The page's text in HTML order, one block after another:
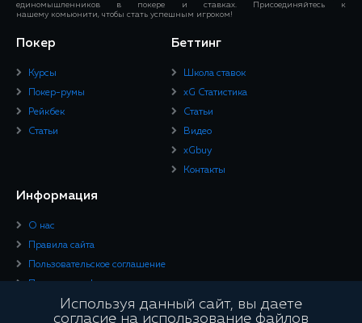
единомышленников в покере и ставках. Присоединяйтесь к
нашему комьюнити, чтобы стать успешным игроком!
Покер
Курсы
Покер-румы
Рейкбек
Статьи
Беттинг
Школа ставок
xG Статистика
Статьи
Видео
xGbuy
Контакты
Информация
О нас
Правила сайта
Пользовательское соглашение
Политика конфиденциальности
Юридическая информация
Используя данный сайт, вы даете
согласие на использование файлов